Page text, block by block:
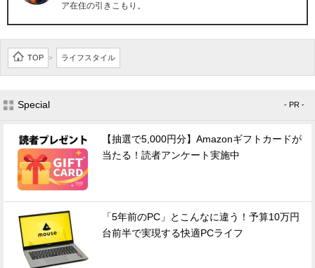
ア在住の引きこもり。
TOP > ライフスタイル
Special - PR -
【抽選で5,000円分】Amazonギフトカードが
当たる！読者アンケート実施中
「5年前のPC」とこんなに違う！予算10万円
台前半で実現する快適PCライフ